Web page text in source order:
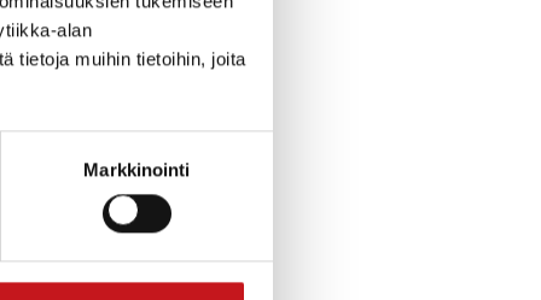
alan
tietoja muihin tietoihin, joita
Markkinointi